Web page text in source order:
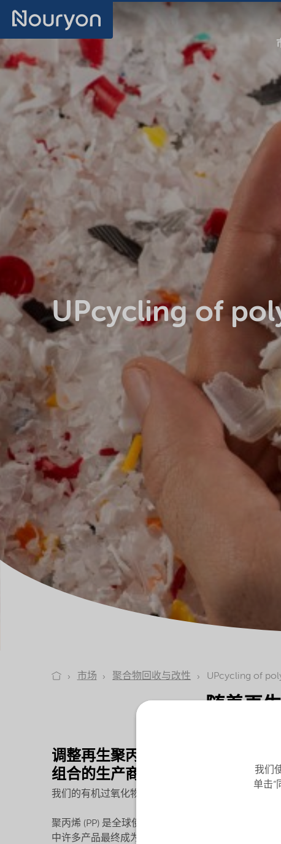
UPcycling of
市场 聚合物回收与改性 UPcycling of
随着再
调整再生聚丙烯熔体流动指数
组合的生产商，可以在向上和向下
我们的有机过氧化物可解决聚丙烯机械回收中的关
聚丙烯 (PP) 是全球使用量第二大的塑料，仅次于聚
中许多产品最终成为消费后回收聚丙烯 (PCR-PP)，
我们
单击“